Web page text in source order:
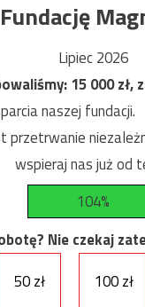
Lipiec 2026
15 000zł,
naszej fundacji.
wspieraj nas już od
104%
Nie czekaj
50 zł 100 zł